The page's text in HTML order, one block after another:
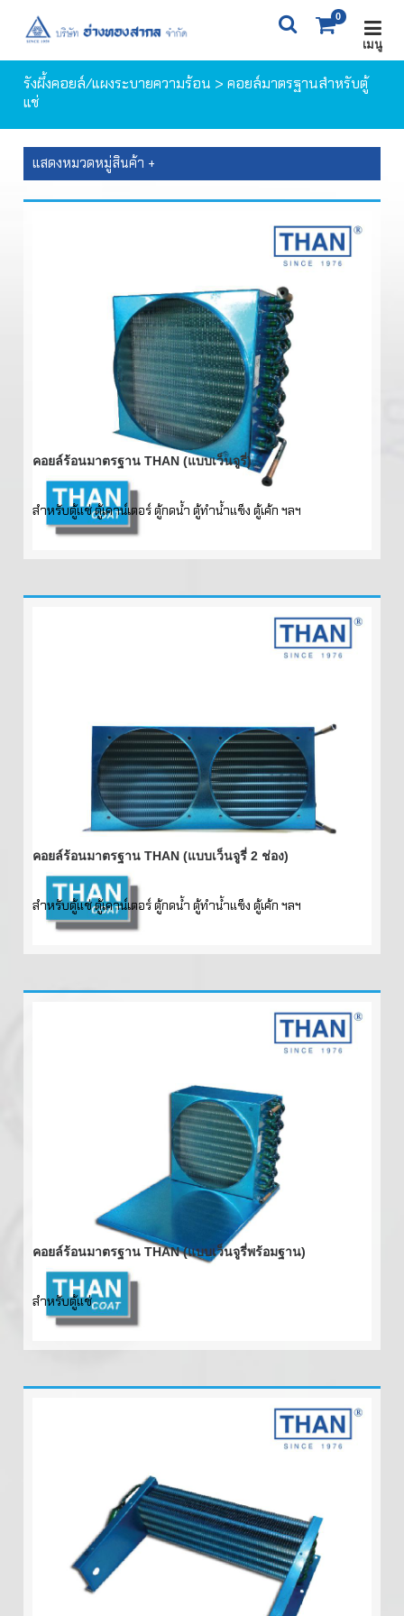
X
0
ITEM(S) 0 ฿
ตะกร้าสินค้า สั่งซื้อสินค้า
เมนู
รังผึ้งคอยล์/แผงระบายความร้อน > คอยล์มาตรฐานสำหรับตู้
แช่
แสดงหมวดหมู่สินค้า +
คอยล์ร้อนมาตรฐาน THAN (แบบเว็นจูรี่)
สำหรับตู้แช่ ตู้เคาน์เตอร์ ตู้กดน้ำ ตู้ทำน้ำแข็ง ตู้เค้ก ฯลฯ
คอยล์ร้อนมาตรฐาน THAN (แบบเว็นจูรี่ 2 ช่อง)
สำหรับตู้แช่ ตู้เคาน์เตอร์ ตู้กดน้ำ ตู้ทำน้ำแข็ง ตู้เค้ก ฯลฯ
คอยล์ร้อนมาตรฐาน THAN (แบบเว็นจูรี่พร้อมฐาน)
สำหรับตู้แช่